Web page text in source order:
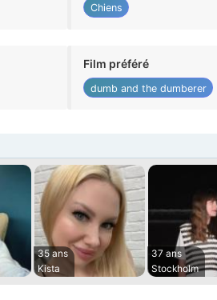
Chiens
Film préféré
dumb and the dumberer
35 ans
Kista
37 ans
Stockholm